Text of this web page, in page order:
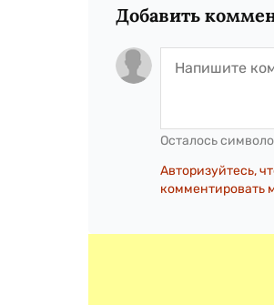
Добавить
Осталось
Авторизуйтесь,
комментировать